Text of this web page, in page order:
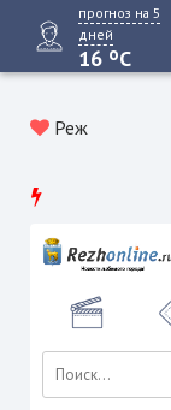
прогноз на 5
дней
16 oC
Реж
городской